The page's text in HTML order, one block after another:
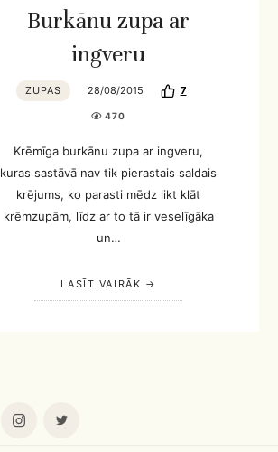
Burkānu zupa ar
ingveru
ZUPAS 28/08/2015 7
470
Krēmīga burkānu zupa ar ingveru,
kuras sastāvā nav tik pierastais saldais
krējums, ko parasti mēdz likt klāt
krēmzupām, līdz ar to tā ir veselīgāka
un…
LASĪT VAIRĀK